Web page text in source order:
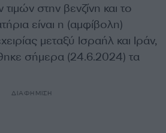
στην βενζίνη και το
είναι η (αμφίβολη)
μεταξύ Ισραήλ και Ιράν,
σήμερα (24.6.2024) τα
ΔΙΑΦΗΜΙΣΗ